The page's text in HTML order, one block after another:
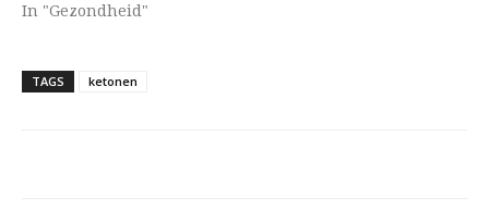
In "Gezondheid"
TAGS ketonen